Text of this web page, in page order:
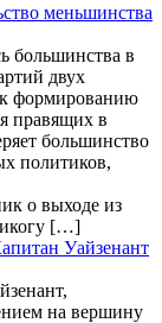
меньшинства
большинства в
двух
к формированию
правящих в
большинство
политиков,
о выходе из
[…]
Уайзенант
на вершину